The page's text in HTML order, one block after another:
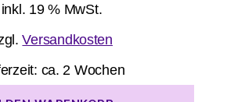
inkl. 19 % MwSt.
Versandkosten
ca. 2 Wochen